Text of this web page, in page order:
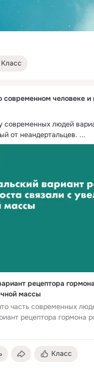
Класс
современном человеке и
современных людей
от неандертальцев. ...
рецептора
массы
часть современных
рецептора гормона
усиливать реакцию
Класс